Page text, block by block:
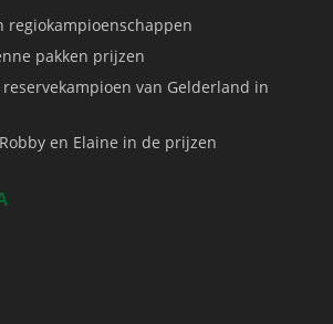
regiokampioenschappen
pakken prijzen
reservekampioen van Gelderland in
en Elaine in de prijzen